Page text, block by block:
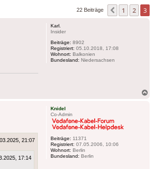
22 Beiträge Vorherige
1 2 3
Karl.
Insider
Beiträge: 8902
Registriert: 05.10.2018, 17:08
Wohnort: Balkonien
Bundesland: Niedersachsen
Knidel
Co-Admin
Beiträge: 11371
Registriert: 07.05.2006, 10:06
Wohnort: Berlin
Bundesland: Berlin
21:07
17:14